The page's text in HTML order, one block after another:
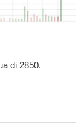
di 2850.